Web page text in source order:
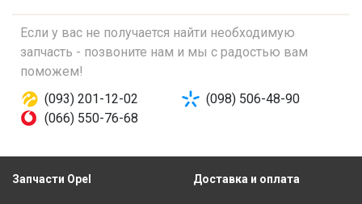
Если у вас не получается найти необходимую
запчасть - позвоните нам и мы с радостью вам
поможем!
(093) 201-12-02
(098) 506-48-90
(066) 550-76-68
Запчасти Opel Доставка и оплата